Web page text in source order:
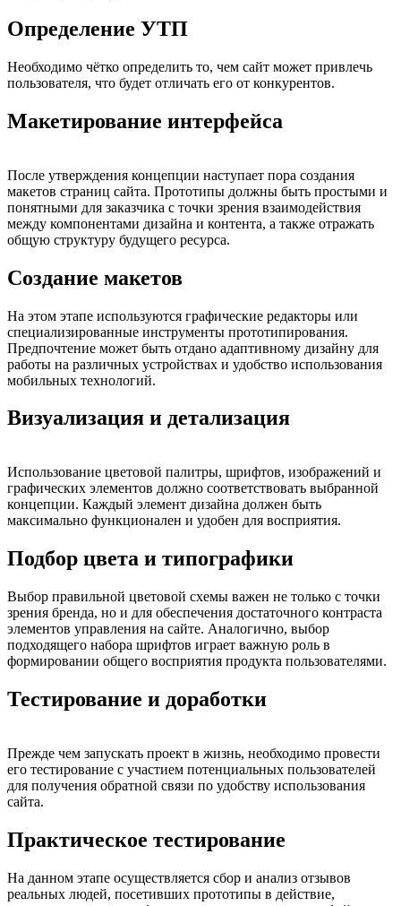
Определение УТП
Необходимо чётко определить то, чем сайт может привлечь
пользователя, что будет отличать его от конкурентов.
Макетирование интерфейса
После утверждения концепции наступает пора создания
макетов страниц сайта. Прототипы должны быть простыми и
понятными для заказчика с точки зрения взаимодействия
между компонентами дизайна и контента, а также отражать
общую структуру будущего ресурса.
Создание макетов
На этом этапе используются графические редакторы или
специализированные инструменты прототипирования.
Предпочтение может быть отдано адаптивному дизайну для
работы на различных устройствах и удобство использования
мобильных технологий.
Визуализация и детализация
Использование цветовой палитры, шрифтов, изображений и
графических элементов должно соответствовать выбранной
концепции. Каждый элемент дизайна должен быть
максимально функционален и удобен для восприятия.
Подбор цвета и типографики
Выбор правильной цветовой схемы важен не только с точки
зрения бренда, но и для обеспечения достаточного контраста
элементов управления на сайте. Аналогично, выбор
подходящего набора шрифтов играет важную роль в
формировании общего восприятия продукта пользователями.
Тестирование и доработки
Прежде чем запускать проект в жизнь, необходимо провести
его тестирование с участием потенциальных пользователей
для получения обратной связи по удобству использования
сайта.
Практическое тестирование
На данном этапе осуществляется сбор и анализ отзывов
реальных людей, посетивших прототипы в действие,